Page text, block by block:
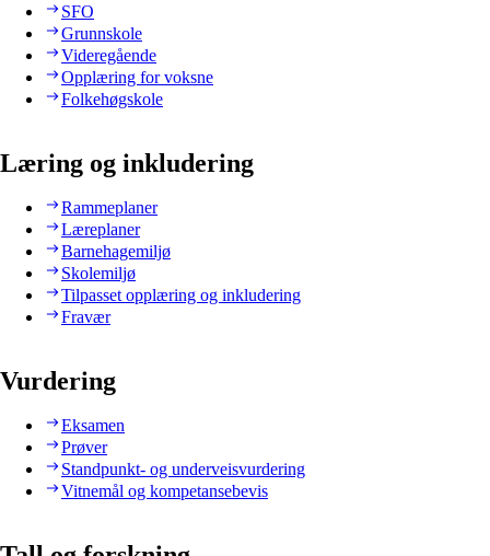
SFO
Grunnskole
Videregående
Opplæring for voksne
Folkehøgskole
Læring og inkludering
Rammeplaner
Læreplaner
Barnehagemiljø
Skolemiljø
Tilpasset opplæring og inkludering
Fravær
Vurdering
Eksamen
Prøver
Standpunkt- og underveisvurdering
Vitnemål og kompetansebevis